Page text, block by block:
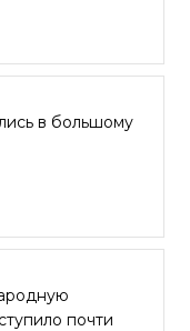
в большому
почти